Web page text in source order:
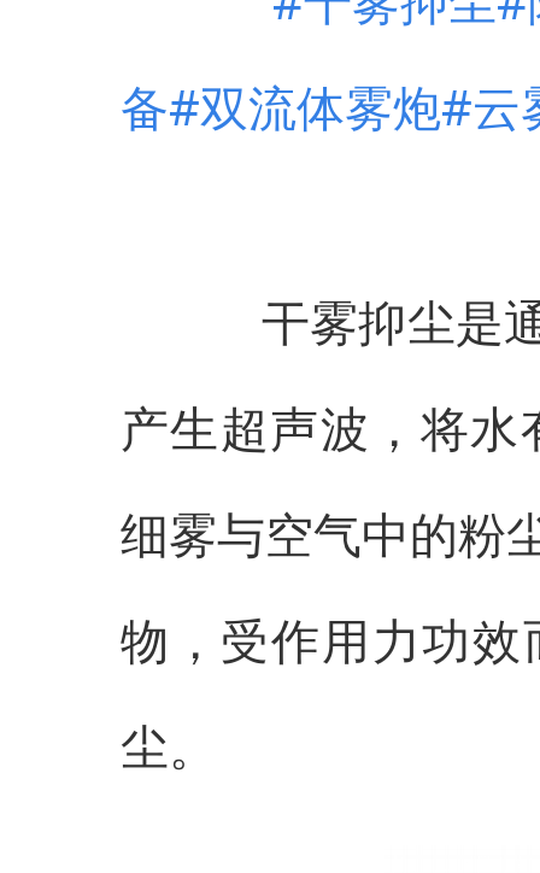
备#双流体雾炮#云
干雾抑尘是通
产生超声波，将
细雾与空气中的粉
物，受作用力功
尘。